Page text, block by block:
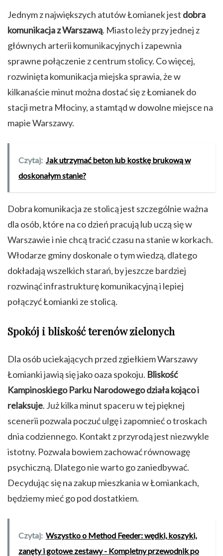
Jednym z największych atutów Łomianek jest dobra
komunikacja z Warszawą. Miasto leży przy jednej z
głównych arterii komunikacyjnych i zapewnia
sprawne połączenie z centrum stolicy. Co więcej,
rozwinięta komunikacja miejska sprawia, że w
kilkanaście minut można dostać się z Łomianek do
stacji metra Młociny, a stamtąd w dowolne miejsce na
mapie Warszawy.
Czytaj: Jak utrzymać beton lub kostkę brukową w
doskonałym stanie?
Dobra komunikacja ze stolicą jest szczególnie ważna
dla osób, które na co dzień pracują lub uczą się w
Warszawie i nie chcą tracić czasu na stanie w korkach.
Włodarze gminy doskonale o tym wiedzą, dlatego
dokładają wszelkich starań, by jeszcze bardziej
rozwinąć infrastrukturę komunikacyjną i lepiej
połączyć Łomianki ze stolicą.
Spokój i bliskość terenów zielonych
Dla osób uciekających przed zgiełkiem Warszawy
Łomianki jawią się jako oaza spokoju. Bliskość
Kampinoskiego Parku Narodowego działa kojąco i
relaksuje. Już kilka minut spaceru w tej pięknej
scenerii pozwala poczuć ulgę i zapomnieć o troskach
dnia codziennego. Kontakt z przyrodą jest niezwykle
istotny. Pozwala bowiem zachować równowagę
psychiczną. Dlatego nie warto go zaniedbywać.
Decydując się na zakup mieszkania w Łomiankach,
będziemy mieć go pod dostatkiem.
Czytaj: Wszystko o Method Feeder: wędki, koszyki,
zanęty i gotowe zestawy - Kompletny przewodnik po